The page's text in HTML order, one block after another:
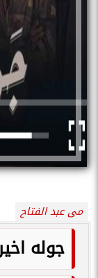
مى عبد الفتاح
جوله